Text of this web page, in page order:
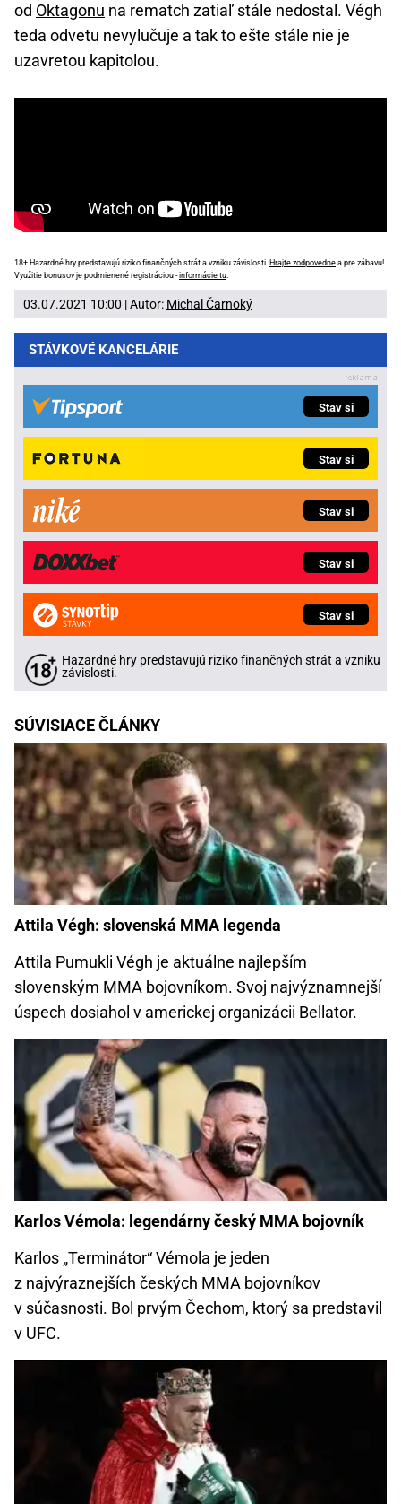
od Oktagonu na rematch zatiaľ stále nedostal. Végh
teda odvetu nevylučuje a tak to ešte stále nie je
uzavretou kapitolou.
18+ Hazardné hry predstavujú riziko finančných strát a vzniku závislosti. Hrajte zodpovedne a pre zábavu!
Využitie bonusov je podmienené registráciou -informácie tu.
03.07.2021 10:00 | Autor: Michal Čarnoký
STÁVKOVÉ KANCELÁRIE
Stav si
Stav si
Stav si
Stav si
Stav si
Hazardné hry predstavujú riziko finančných strát a vzniku
závislosti.
SÚVISIACE ČLÁNKY
Attila Végh: slovenská MMA legenda
Attila Pumukli Végh je aktuálne najlepším
slovenským MMA bojovníkom. Svoj najvýznamnejší
úspech dosiahol v americkej organizácii Bellator.
Karlos Vémola: legendárny český MMA bojovník
Karlos „Terminátor“ Vémola je jeden
z najvýraznejších českých MMA bojovníkov
v súčasnosti. Bol prvým Čechom, ktorý sa predstavil
v UFC.